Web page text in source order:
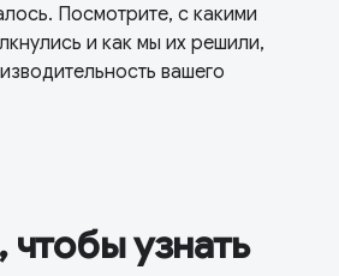
Посмотрите, с какими
и как мы их решили,
вашего
узнать